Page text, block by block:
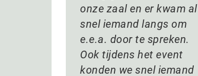
onze zaal en er kwam al
snel iemand langs om
e.e.a. door te spreken.
Ook tijdens het event
konden we snel iemand